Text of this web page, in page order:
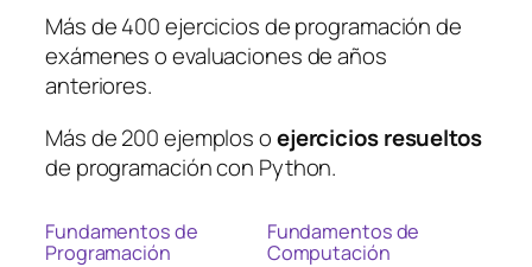
Más de 400 ejercicios de programación de
exámenes o evaluaciones de años
anteriores.
Más de 200 ejemplos oejercicios resueltos
de programación con Python.
Fundamentos de
Programación
Fundamentos de
Computación